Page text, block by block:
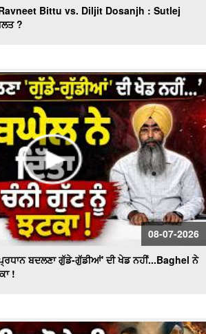
Bittu vs. Diljit Dosanjh : Sutlej
?
08-07-2026
ਬਦਲਣਾ ਗੁੱਡੇ-ਗੁੱਡੀਆਂ' ਦੀ ਖੇਡ ਨਹੀਂ...Baghel ਨੇ
!